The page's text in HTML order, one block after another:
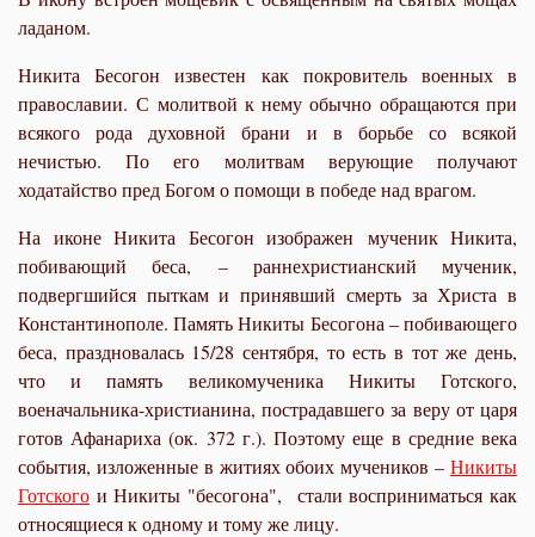
ладаном.
Никита Бесогон известен как покровитель военных в
православии. С молитвой к нему обычно обращаются при
всякого рода духовной брани и в борьбе со всякой
нечистью. По его молитвам верующие получают
ходатайство пред Богом о помощи в победе над врагом.
На иконе Никита Бесогон изображен мученик Никита,
побивающий беса, – раннехристианский мученик,
подвергшийся пыткам и принявший смерть за Христа в
Константинополе. Память Никиты Бесогона – побивающего
беса, праздновалась 15/28 сентября, то есть в тот же день,
что и память великомученика Никиты Готского,
военачальника-христианина, пострадавшего за веру от царя
готов Афанариха (ок. 372 г.). Поэтому еще в средние века
события, изложенные в житиях обоих мучеников – Никиты
Готского и Никиты "бесогона", стали восприниматься как
относящиеся к одному и тому же лицу.